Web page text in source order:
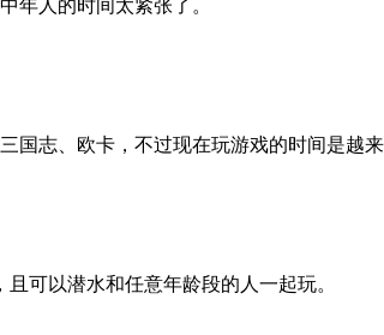
年人的时间太紧张了。
国志、欧卡，不过现在玩游戏的时间是越
可以潜水和任意年龄段的人一起玩。